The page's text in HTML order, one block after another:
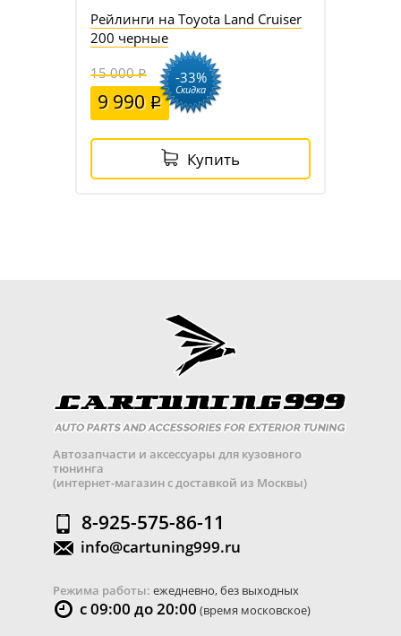
Рейлинги на Toyota Land Cruiser
200 черные
15 000
9 990
-33%
Скидка
Купить
Автозапчасти и аксессуары для кузовного
тюнинга
(интернет-магазин с доставкой из Москвы)
8-925-575-86-11
info@cartuning999.ru
Режима работы: ежедневно, без выходных
с 09:00 до 20:00 (время московское)